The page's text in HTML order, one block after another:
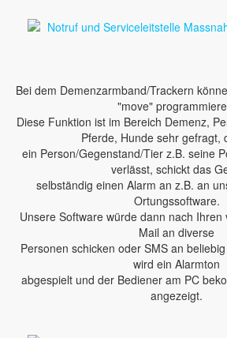
Bei dem Demenzarmband/Trackern
"move"
Diese Funktion ist im Bereich Demenz,
Pferde, Hunde sehr gefragt,
ein Person/Gegenstand/Tier z.B. seine
verlässt, schickt das
selbständig einen Alarm an z.B. an
Ortungssoftware.
Unsere Software würde dann nach Ihren
Mail an diverse
Personen schicken oder SMS an
wird ein Alarmton
abgespielt und der Bediener am PC
angezeigt.